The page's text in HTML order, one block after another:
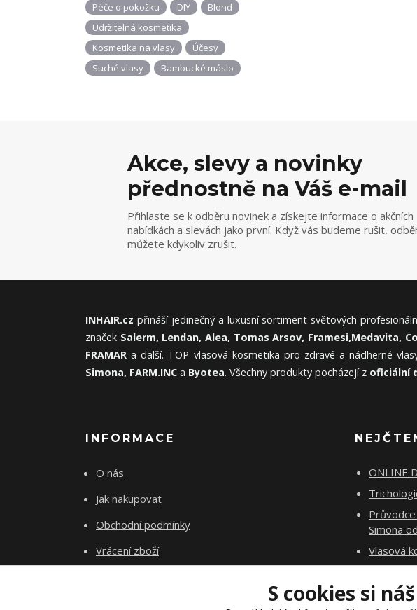
Péče o pokožku
DIY
Blond
Udržitelná kosmetika
Kosmetika na vlasy
Účesy
Suché vlasy
Bambucké máslo
Akce, slevy a novinky
přednostně na Váš e-mail
Přihlaste se k odběru novinek a získejte informace o akčních
nabídkách a slevách jako první. Když vás budeme rušit,
můžete kdykoliv zrušit.
INHAIR.cz přináší jedinečný a luxusní sortiment světových
značek Salerm, Lendan, Alea, Tomas Arsov, Framesi,Medavita,
FRAMAR a další. TOP vlasová kosmetika pro zdravé a nádherné
Simona, FARM.INC a Byotea. Všechny produkty pocházejí z oficiální
INFORMACE
O nás
Jak nakupovat
Obchodní podmínky
Vrácení zboží
ONLINE
Simona
Vlasová
Vlasová
S cookies si